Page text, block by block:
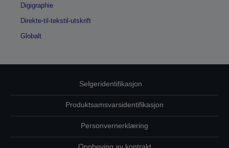
Digigraphie
Direkte-til-tekstil-utskrift
Globalt
Selgeridentifikasjon
Produktsamsvarsidentifikasjon
Personvernerklæring